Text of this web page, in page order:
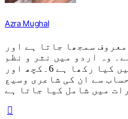
Azra Mughal
سمجھا جاتا ہے اور
وہ اردو میں نثر و نظم
دونوں لکھتی ہیں۔ اب تک انکی چھ کتب منظر عام پر آچکی ہیں 1۔خیال خام 2۔عکس خاموشی 3۔سمندر کو شائید کچھ کہنا ہے 4۔جو من میں آیا 5۔نام میں کیا رکھا ہے 6۔کچھ اور
سے ان کی شاعری وسیع
میں شامل کیا جاتا ہے